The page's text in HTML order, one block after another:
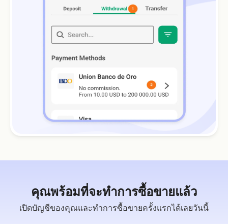
คุณพร้อมที่จะทำการซื้อขายแล้ว
เปิดบัญชีของคุณและทำการซื้อขายครั้งแรกได้เลยวันนี้